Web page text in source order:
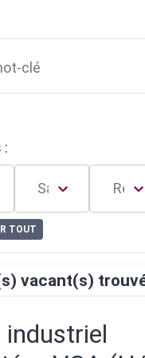
:
TOUT
vacant(s)
industriel